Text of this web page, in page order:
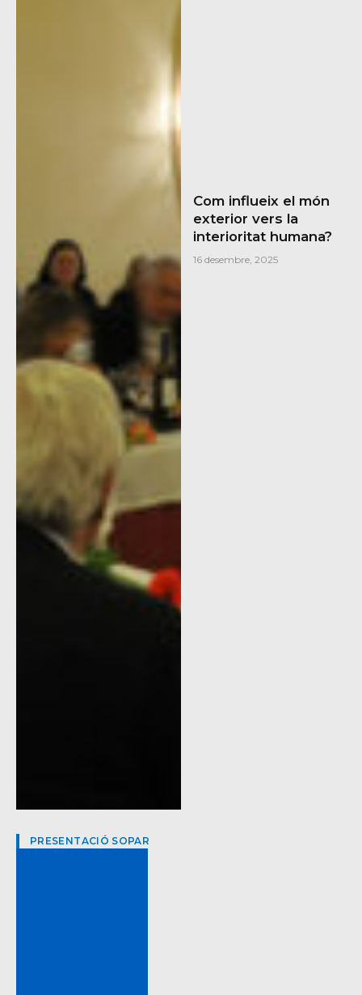
Com influeix el món
exterior vers la
interioritat humana?
16 desembre, 2025
PRESENTACIÓ SOPAR